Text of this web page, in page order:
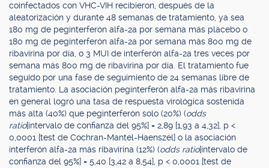
coinfectados con VHC-VIH recibieron, después de la
aleatorización y durante 48 semanas de tratamiento, ya sea
180 mg de peginterferón alfa-2a por semana más placebo o
180 mg de peginterferón alfa-2a por semana más 800 mg de
ribavirina por día, o 3 MUI de interferón alfa-2a tres veces por
semana más 800 mg de ribavirina por día. El tratamiento fue
seguido por una fase de seguimiento de 24 semanas libre de
tratamiento. La asociación peginterferón alfa-2a más ribavirina
en general logró una tasa de respuesta virológica sostenida
más alta (40%) que peginterferón solo (20%) (odds
ratio[intervalo de confianza del 95%] = 2,89 [1,93 a 4,32], p <
0,0001 [test de Cochran-Mantel-Haenszel] o la asociación
interferón alfa-2a más ribavirina (12%) (odds ratio[intervalo de
confianza del 95%] = 5,40 [3,42 a 8,54], p < 0,0001 [test de